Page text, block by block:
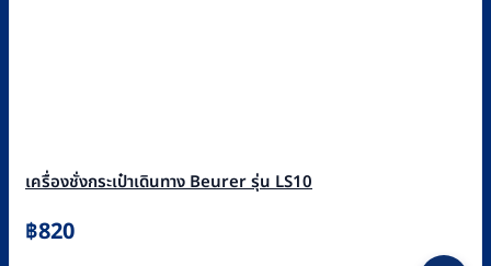
เครื่องชั่งกระเป๋าเดินทาง Beurer รุ่น LS10
฿820